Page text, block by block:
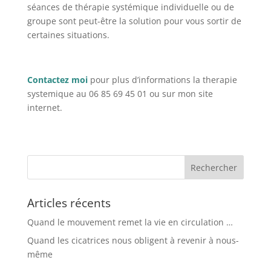
séances de thérapie systémique individuelle ou de
groupe sont peut-être la solution pour vous sortir de
certaines situations.
Contactez moipour plus d’informations la therapie
systemique au 06 85 69 45 01 ou sur mon site
internet.
Articles récents
Quand le mouvement remet la vie en circulation …
Quand les cicatrices nous obligent à revenir à nous-
même